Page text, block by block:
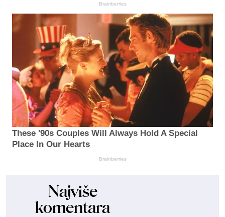
Brainberries
These '90s Couples Will Always Hold A Special
Place In Our Hearts
Brainberries
Najviše
komentara